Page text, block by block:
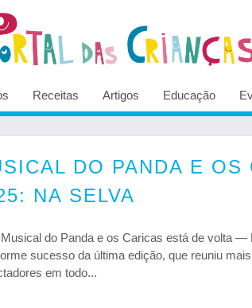
Receitas Artigos Educação
DO PANDA E OS
NA SELVA
do Panda e os Caricas está de volta —
sucesso da última edição, que reuniu
em todo...